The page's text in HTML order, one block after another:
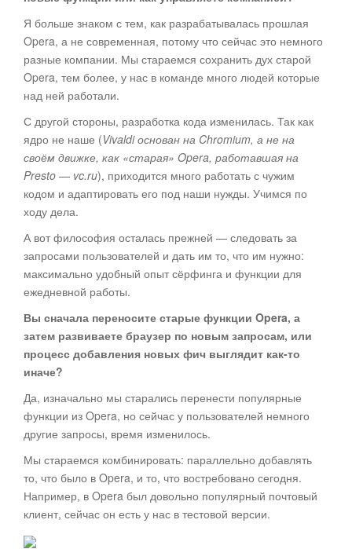
Я больше знаком с тем, как разрабатывалась прошлая
Opera, а не современная, потому что сейчас это немного
разные компании. Мы стараемся сохранить дух старой
Opera, тем более, у нас в команде много людей которые
над ней работали.
С другой стороны, разработка кода изменилась. Так как
ядро не наше (Vivaldi основан на Chromium, а не на
своём движке, как «старая» Opera, работавшая на
Presto — vc.ru), приходится много работать с чужим
кодом и адаптировать его под наши нужды. Учимся по
ходу дела.
А вот философия осталась прежней — следовать за
запросами пользователей и дать им то, что им нужно:
максимально удобный опыт сёрфинга и функции для
ежедневной работы.
Вы сначала переносите старые функции Opera, а
затем развиваете браузер по новым запросам, или
процесс добавления новых фич выглядит как-то
иначе?
Да, изначально мы старались перенести популярные
функции из Opera, но сейчас у пользователей немного
другие запросы, время изменилось.
Мы стараемся комбинировать: параллельно добавлять
то, что было в Opera, и то, что востребовано сегодня.
Например, в Opera был довольно популярный почтовый
клиент, сейчас он есть у нас в тестовой версии.